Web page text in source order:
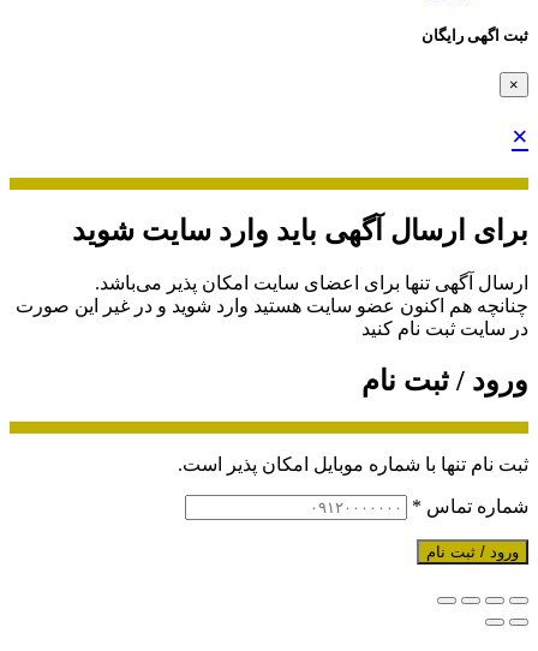
ثبت اگهی رایگان
×
×
برای ارسال آگهی باید وارد سایت شوید
ارسال آگهی تنها برای اعضای سایت امکان پذیر می‌باشد.
چنانچه هم‌ اکنون عضو سایت هستید وارد شوید و در غیر این صورت
در سایت ثبت نام کنید
ورود / ثبت نام
ثبت نام تنها با شماره موبایل امکان پذیر است.
شماره تماس *
ورود / ثبت نام